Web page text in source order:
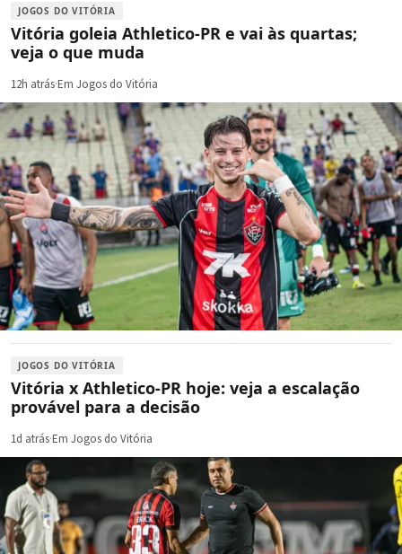
JOGOS DO VITÓRIA
Vitória goleia Athletico-PR e vai às quartas;
veja o que muda
12h atrás·Em Jogos do Vitória
JOGOS DO VITÓRIA
Vitória x Athletico-PR hoje: veja a escalação
provável para a decisão
1d atrás·Em Jogos do Vitória